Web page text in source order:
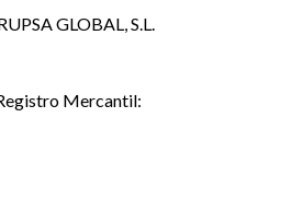
GLOBAL, S.L.
Mercantil: